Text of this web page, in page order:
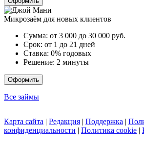
Микрозаём для новых клиентов
Сумма: от 3 000 до 30 000 руб.
Срок: от 1 до 21 дней
Ставка: 0% годовых
Решение: 2 минуты
Оформить
Все займы
Карта сайта | Редакция | Поддержка |
конфиденциальности | Политика cookie |